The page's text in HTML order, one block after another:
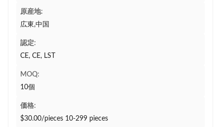
原産地:
広東,中国
認定:
CE, CE, LST
MOQ:
10個
価格:
$30.00/pieces 10-299 pieces